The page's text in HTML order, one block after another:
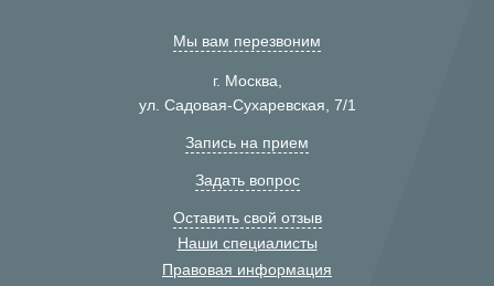
Мы вам перезвоним
г. Москва,
ул. Садовая-Сухаревская, 7/1
Запись на прием
Задать вопрос
Оставить свой отзыв
Наши специалисты
Правовая информация